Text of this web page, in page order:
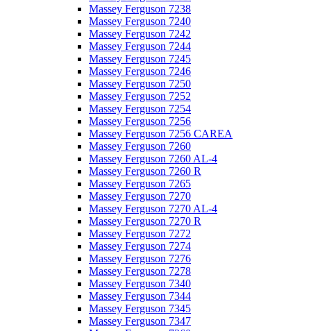
Massey Ferguson 7238
Massey Ferguson 7240
Massey Ferguson 7242
Massey Ferguson 7244
Massey Ferguson 7245
Massey Ferguson 7246
Massey Ferguson 7250
Massey Ferguson 7252
Massey Ferguson 7254
Massey Ferguson 7256
Massey Ferguson 7256 CAREA
Massey Ferguson 7260
Massey Ferguson 7260 AL-4
Massey Ferguson 7260 R
Massey Ferguson 7265
Massey Ferguson 7270
Massey Ferguson 7270 AL-4
Massey Ferguson 7270 R
Massey Ferguson 7272
Massey Ferguson 7274
Massey Ferguson 7276
Massey Ferguson 7278
Massey Ferguson 7340
Massey Ferguson 7344
Massey Ferguson 7345
Massey Ferguson 7347